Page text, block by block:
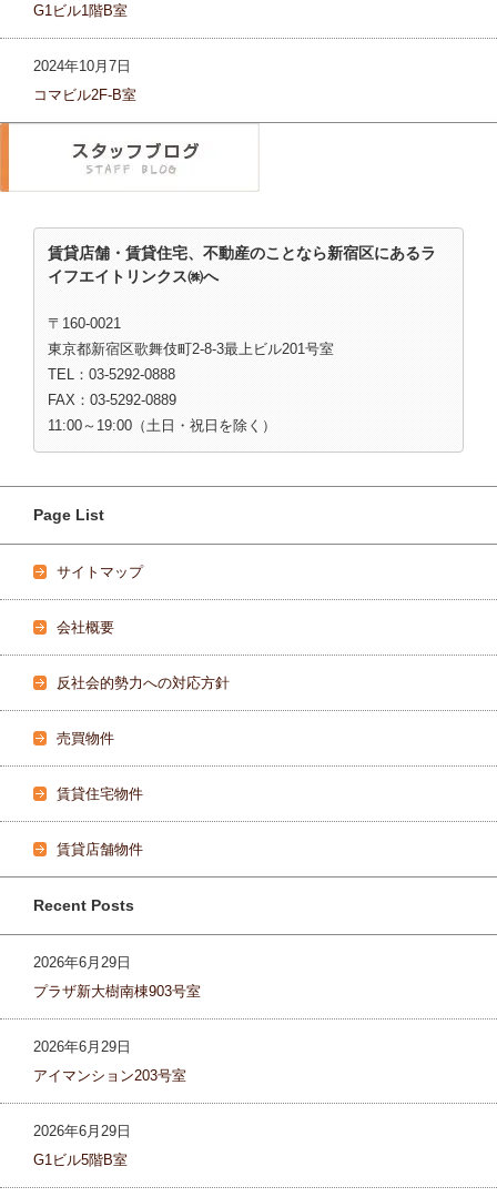
G1ビル1階B室
2024年10月7日
コマビル2F-B室
賃貸店舗・賃貸住宅、不動産のことなら新宿区にあるラ
イフエイトリンクス㈱へ
〒160-0021
東京都新宿区歌舞伎町2-8-3最上ビル201号室
TEL：03-5292-0888
FAX：03-5292-0889
11:00～19:00（土日・祝日を除く）
Page List
サイトマップ
会社概要
反社会的勢力への対応方針
売買物件
賃貸住宅物件
賃貸店舗物件
Recent Posts
2026年6月29日
プラザ新大樹南棟903号室
2026年6月29日
アイマンション203号室
2026年6月29日
G1ビル5階B室